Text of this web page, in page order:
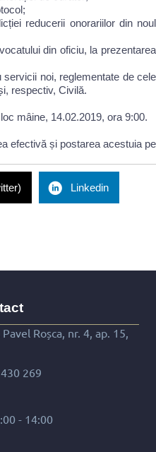
reducerii onorariilor din noul
din oficiu, la prezentarea
noi, reglementate de cele
respectiv, Civilă.
mâine, 14.02.2019, ora 9:00.
efectivă și postarea acestuia pe
Linkedin
Roșca, nr. 4, ap. 15,
269
- 14:00